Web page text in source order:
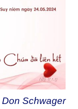
Schwager